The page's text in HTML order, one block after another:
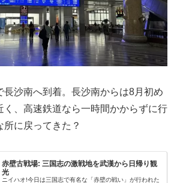
長沙南へ到着。長沙南からは8月初め
く、高速鉄道なら一時間かからずに行
に戻ってきた？
赤壁古戦場: 三国志の激戦地を武漢から日帰り観
光
ニイハオ!今日は三国志で有名な「赤壁の戦い」が行われた